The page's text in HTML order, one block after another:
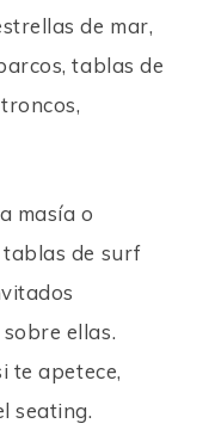
de mar,
tablas de
masía o
tablas de surf
ellas.
te apetece,
seating.